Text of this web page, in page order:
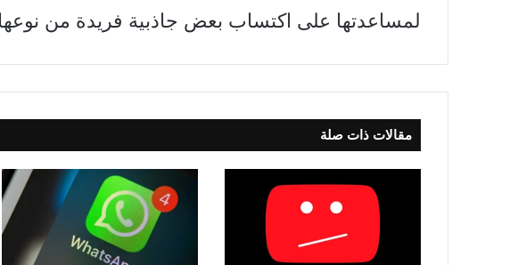
لمساعدتها على اكتساب بعض جاذبية فريدة من
مقالات ذات صلة